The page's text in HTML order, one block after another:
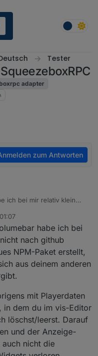
Tester
adapter
zum Antworten
ich bei mir relativ klein
zufällig zwischen die
Das ist etwas
muss ich ein neues
die anderen damit
es nicht zu gehen
habe ich bei
nach github
NPM-Paket erstellt,
aus deinem anderen
mit Playerdaten
in dem du im vis-Editor
löschst/leerst. Darauf
und der Anzeige-
nicht die